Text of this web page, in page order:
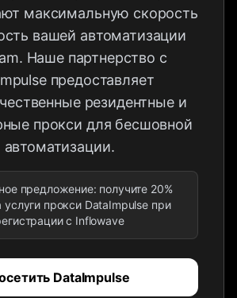
максимальную скорость
вашей автоматизации
Наше партнерство с
предоставляет
резидентные и
прокси для бесшовной
автоматизации.
предложение: получите 20%
услуги прокси DataImpulse при
с Inflowave
DataImpulse